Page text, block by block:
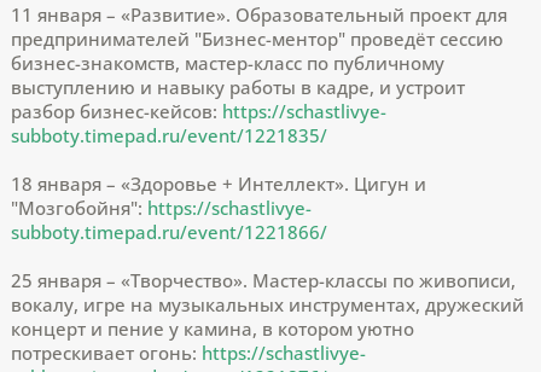
11 января – «Развитие». Образовательный проект для
предпринимателей "Бизнес-ментор" проведёт сессию
бизнес-знакомств, мастер-класс по публичному
выступлению и навыку работы в кадре, и устроит
разбор бизнес-кейсов: https://schastlivye-
subboty.timepad.ru/event/1221835/
18 января – «Здоровье + Интеллект». Цигун и
"Мозгобойня": https://schastlivye-
subboty.timepad.ru/event/1221866/
25 января – «Творчество». Мастер-классы по живописи,
вокалу, игре на музыкальных инструментах, дружеский
концерт и пение у камина, в котором уютно
потрескивает огонь: https://schastlivye-